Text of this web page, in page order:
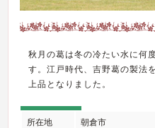
秋月の葛は冬の冷たい水に何
す。江戸時代、吉野葛の製法
上品となりました。
所在地 朝倉市